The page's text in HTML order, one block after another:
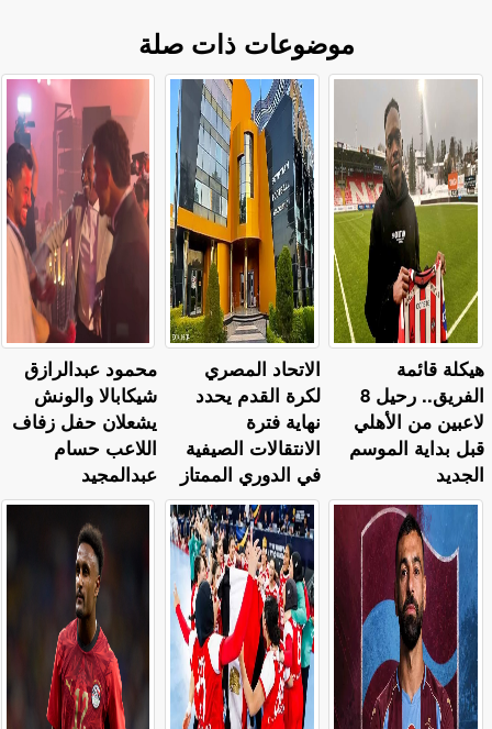
موضوعات ذات صلة
محمود عبدالرازق
شيكابالا والونش
يشعلان حفل زفاف
اللاعب حسام
عبدالمجيد
الاتحاد المصري
لكرة القدم يحدد
نهاية فترة
الانتقالات الصيفية
في الدوري الممتاز
هيكلة قائمة
الفريق.. رحيل 8
لاعبين من الأهلي
قبل بداية الموسم
الجديد